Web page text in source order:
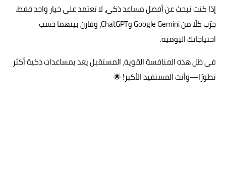
إذا كنت تبحث عن أفضل مساعد ذكي، لا تعتمد على خيار واحد فقط.
جرّب كلًا منGoogle GeminiوChatGPT، وقارن بينهما حسب
احتياجاتك اليومية.
في ظل هذه المنافسة القوية، المستقبل يعد بمساعدات ذكية أكثر
تطورًا—وأنت المستفيد الأكبر! 🌟